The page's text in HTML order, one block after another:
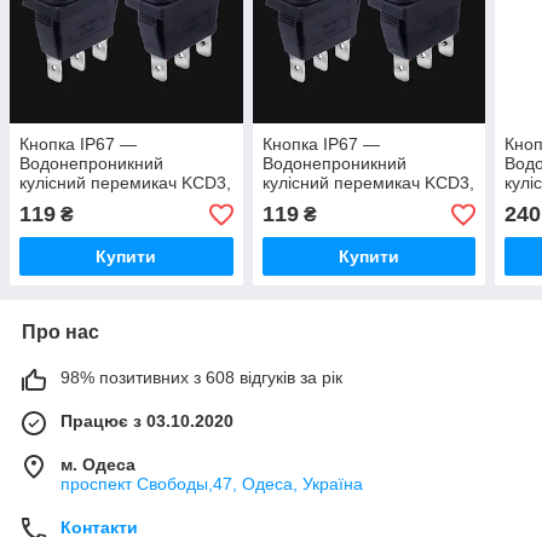
Кнопка IP67 —
Водонепроникний
кулісний перемикач KCD3,
неіржавка сталь 15-20 А, з
підсвіткою DPST
119 ₴
Купити
Кнопка IP67 —
Водонепроникний
кулісний перемикач KCD3,
неіржавка сталь 15-20 А, з
підсвіткою, DPST
119₴
Купити
240
Про нас
98% позитивних з 608 відгуків за рік
Працює з 03.10.2020
м. Одеса
проспект Свободы,47, Одеса, Україна
Контакти